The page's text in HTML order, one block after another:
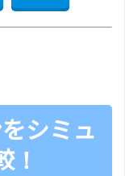
シミュ
！